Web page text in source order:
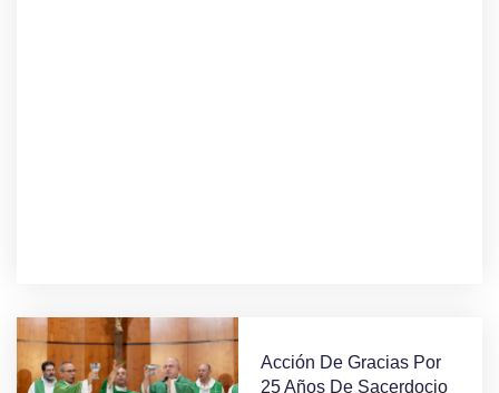
Acción De Gracias Por
25 Años De Sacerdocio